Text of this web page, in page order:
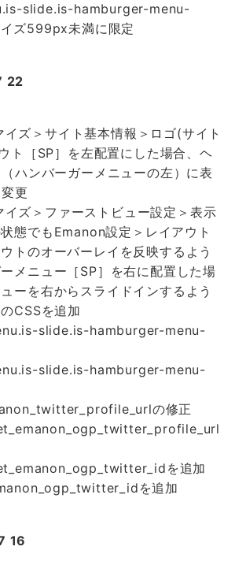
slide.is-hamburger-menu-
ズ599px未満に限定
22
ズ＞サイト基本情報＞ロゴ(サイト
ト［SP］を左配置にした場合、ヘ
ハンバーガーメニューの左）に表
更
イズ＞ファーストビュー設定＞表示
態でもEmanon設定＞レイアウト
トのオーバーレイを反映するよう
メニュー［SP］を右に配置した場
ーを右からスライドインするよう
CSSを追加
slide.is-hamburger-menu-
slide.is-hamburger-menu-
の修正
を追加
を追加
16